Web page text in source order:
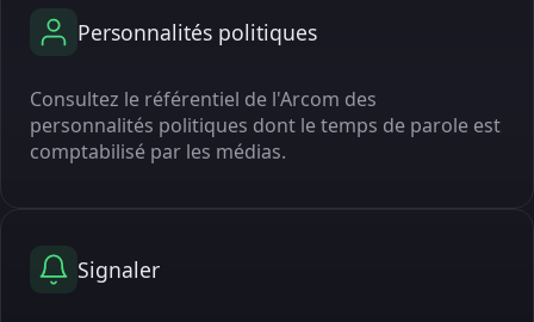
Personnalités politiques
Consultez le référentiel de l'Arcom des
personnalités politiques dont le temps de parole est
comptabilisé par les médias.
Signaler